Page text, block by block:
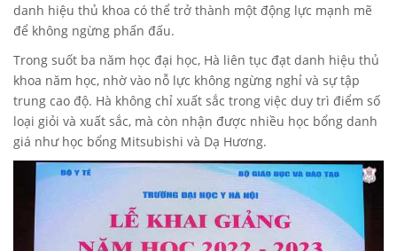
danh hiệu thủ khoa có thể trở thành một động lực mạnh mẽ
để không ngừng phấn đấu.
Trong suốt ba năm học đại học, Hà liên tục đạt danh hiệu thủ
khoa năm học, nhờ vào nỗ lực không ngừng nghỉ và sự tập
trung cao độ. Hà không chỉ xuất sắc trong việc duy trì điểm số
loại giỏi và xuất sắc, mà còn nhận được nhiều học bổng danh
giá như học bổng Mitsubishi và Dạ Hương.